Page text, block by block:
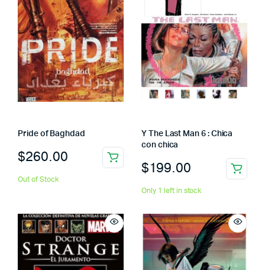
Pride of Baghdad
$260.00
Out of Stock
Y The Last Man 6 : Chica
con chica
$199.00
Only 1 left in stock